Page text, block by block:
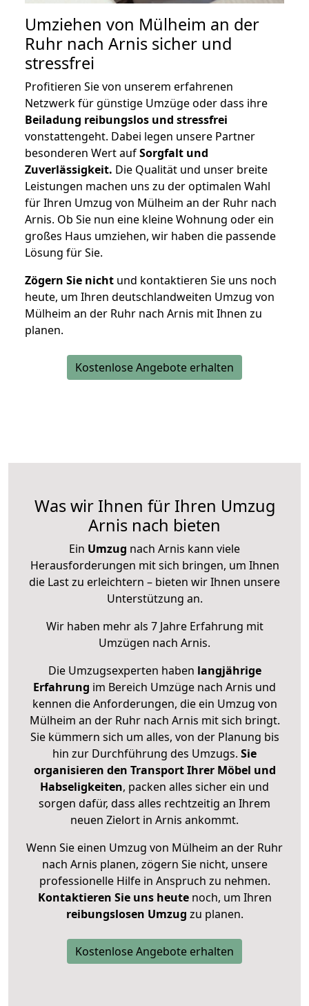
Umziehen von Mülheim an der
Ruhr nach Arnis sicher und
stressfrei
Profitieren Sie von unserem erfahrenen
Netzwerk für günstige Umzüge oder dass ihre
Beiladung reibungslos und stressfrei
vonstattengeht. Dabei legen unsere Partner
besonderen Wert aufSorgfalt und
Zuverlässigkeit. Die Qualität und unser breite
Leistungen machen uns zu der optimalen Wahl
für Ihren Umzug von Mülheim an der Ruhr nach
Arnis. Ob Sie nun eine kleine Wohnung oder ein
großes Haus umziehen, wir haben die passende
Lösung für Sie.
Zögern Sie nicht und kontaktieren Sie uns noch
heute, um Ihren deutschlandweiten Umzug von
Mülheim an der Ruhr nach Arnis mit Ihnen zu
planen.
Kostenlose Angebote erhalten
Was wir Ihnen für Ihren Umzug
Arnis nach bieten
Ein Umzug nach Arnis kann viele
Herausforderungen mit sich bringen, um Ihnen
die Last zu erleichtern – bieten wir Ihnen unsere
Unterstützung an.
Wir haben mehr als 7 Jahre Erfahrung mit
Umzügen nach Arnis.
Die Umzugsexperten haben langjährige
Erfahrung im Bereich Umzüge nach Arnis und
kennen die Anforderungen, die ein Umzug von
Mülheim an der Ruhr nach Arnis mit sich bringt.
Sie kümmern sich um alles, von der Planung bis
hin zur Durchführung des Umzugs. Sie
organisieren den Transport Ihrer Möbel und
Habseligkeiten, packen alles sicher ein und
sorgen dafür, dass alles rechtzeitig an Ihrem
neuen Zielort in Arnis ankommt.
Wenn Sie einen Umzug von Mülheim an der Ruhr
nach Arnis planen, zögern Sie nicht, unsere
professionelle Hilfe in Anspruch zu nehmen.
Kontaktieren Sie uns heutenoch, um Ihren
reibungslosen Umzug zu planen.
Kostenlose Angebote erhalten